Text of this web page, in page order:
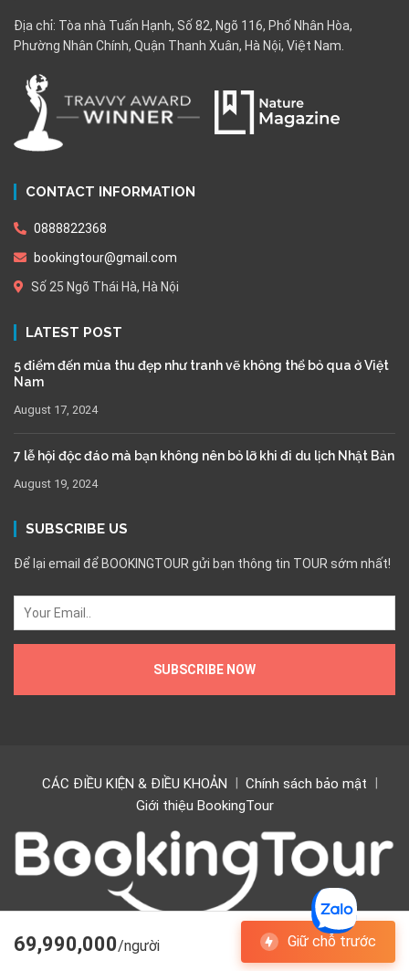
69,990,000/người Giữ chỗ trước
Địa chỉ: Tòa nhà Tuấn Hạnh, Số 82, Ngõ 116, Phố Nhân Hòa,
Phường Nhân Chính, Quận Thanh Xuân, Hà Nội, Việt Nam.
CONTACT INFORMATION
0888822368
bookingtour@gmail.com
Số 25 Ngõ Thái Hà, Hà Nội
LATEST POST
5 điểm đến mùa thu đẹp như tranh vẽ không thể bỏ qua ở Việt
Nam
August 17, 2024
7 lễ hội độc đáo mà bạn không nên bỏ lỡ khi đi du lịch Nhật Bản
August 19, 2024
SUBSCRIBE US
Để lại email để BOOKINGTOUR gửi bạn thông tin TOUR sớm nhất!
CÁC ĐIỀU KIỆN & ĐIỀU KHOẢN
Chính sách bảo mật
Giới thiệu BookingTour
Copyright © 2024 BookingTour. All rights Bookingtour.vn